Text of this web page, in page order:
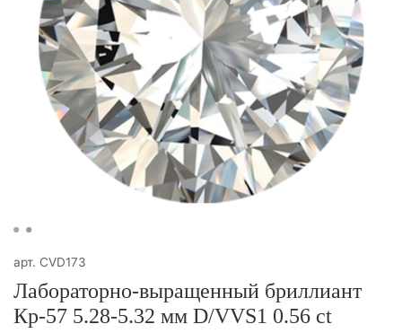
арт. CVD173
Лабораторно-выращенный бриллиант
Кр-57 5.28-5.32 мм D/VVS1 0.56 ct